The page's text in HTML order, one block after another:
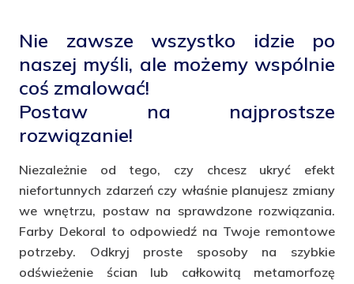
Nie zawsze wszystko idzie po
naszej myśli, ale możemy wspólnie
coś zmalować!
Postaw na najprostsze
rozwiązanie!
Niezależnie od tego, czy chcesz ukryć efekt
niefortunnych zdarzeń czy właśnie planujesz zmiany
we wnętrzu, postaw na sprawdzone rozwiązania.
Farby Dekoral to odpowiedź na Twoje remontowe
potrzeby. Odkryj proste sposoby na szybkie
odświeżenie ścian lub całkowitą metamorfozę